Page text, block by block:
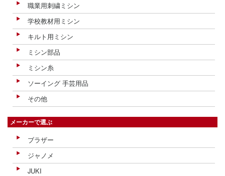
職業用刺繍ミシン
学校教材用ミシン
キルト用ミシン
ミシン部品
ミシン糸
ソーイング 手芸用品
その他
メーカーで選ぶ
ブラザー
ジャノメ
JUKI